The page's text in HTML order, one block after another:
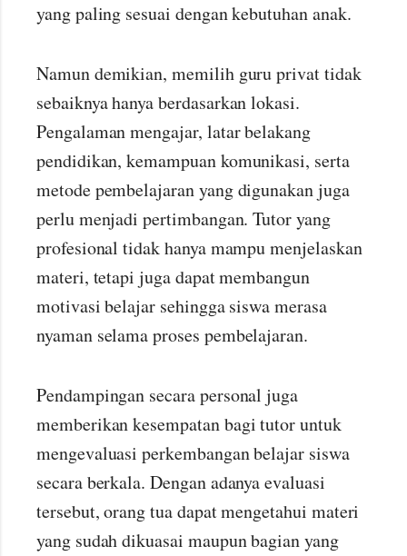
yang paling sesuai dengan kebutuhan anak.
Namun demikian, memilih guru privat tidak
sebaiknya hanya berdasarkan lokasi.
Pengalaman mengajar, latar belakang
pendidikan, kemampuan komunikasi, serta
metode pembelajaran yang digunakan juga
perlu menjadi pertimbangan. Tutor yang
profesional tidak hanya mampu menjelaskan
materi, tetapi juga dapat membangun
motivasi belajar sehingga siswa merasa
nyaman selama proses pembelajaran.
Pendampingan secara personal juga
memberikan kesempatan bagi tutor untuk
mengevaluasi perkembangan belajar siswa
secara berkala. Dengan adanya evaluasi
tersebut, orang tua dapat mengetahui materi
yang sudah dikuasai maupun bagian yang